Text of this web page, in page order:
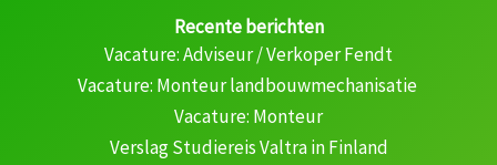
Recente berichten
Vacature: Adviseur / Verkoper Fendt
Vacature: Monteur landbouwmechanisatie
Vacature: Monteur
Verslag Studiereis Valtra in Finland